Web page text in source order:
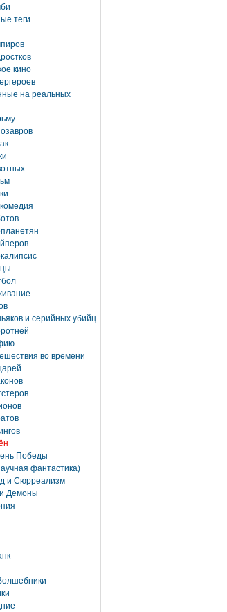
теги
кино
на реальных
и серийных убийц
во времени
Победы
фантастика)
и Сюрреализм
Демоны